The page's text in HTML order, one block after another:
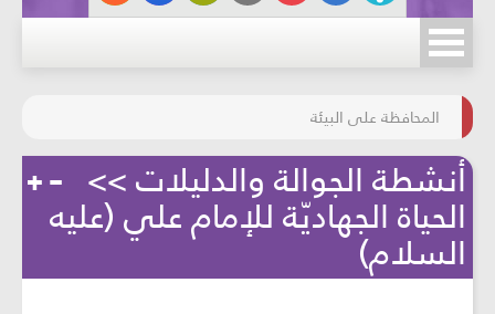
مسابقة الركب الحسينيّ
المحافظة على البيئة
نصائح للحصول على إنترنت آمن
أنشطة الجوالة والدليلات >>
الحياة الجهاديّة للإمام علي (عليه
السلام)